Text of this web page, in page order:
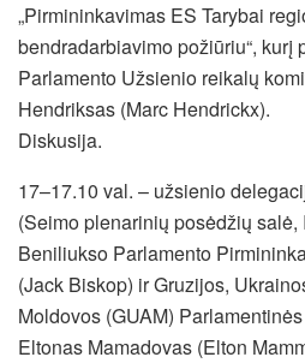
„Pirmininkavimas ES Tarybai
bendradarbiavimo požiūriu“, kurį
Parlamento Užsienio reikalų
Hendriksas (Marc Hendrickx).
Diskusija.
17–17.10 val. – užsienio
(Seimo plenarinių posėdžių salė,
Beniliukso Parlamento
(Jack Biskop) ir Gruzijos,
Moldovos (GUAM)
Eltonas Mamadovas (Elton